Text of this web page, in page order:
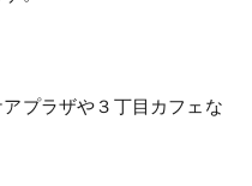
プラザや３丁目カフェな